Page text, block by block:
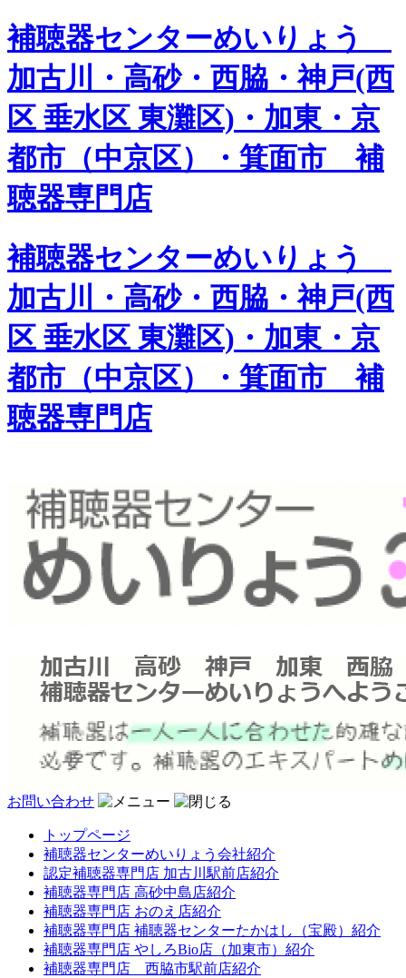
補聴器センターめいりょう
加古川・高砂・西脇・神戸(西
区 垂水区 東灘区)・加東・京
都市（中京区）・箕面市 補
聴器専門店
補聴器センターめいりょう
加古川・高砂・西脇・神戸(西
区 垂水区 東灘区)・加東・京
都市（中京区）・箕面市 補
聴器専門店
お問い合わせ
トップページ
補聴器センターめいりょう会社紹介
認定補聴器専門店 加古川駅前店紹介
補聴器専門店 高砂中島店紹介
補聴器専門店 おのえ店紹介
補聴器専門店 補聴器センターたかはし（宝殿）紹介
補聴器専門店 やしろBio店（加東市）紹介
補聴器専門店 西脇市駅前店紹介